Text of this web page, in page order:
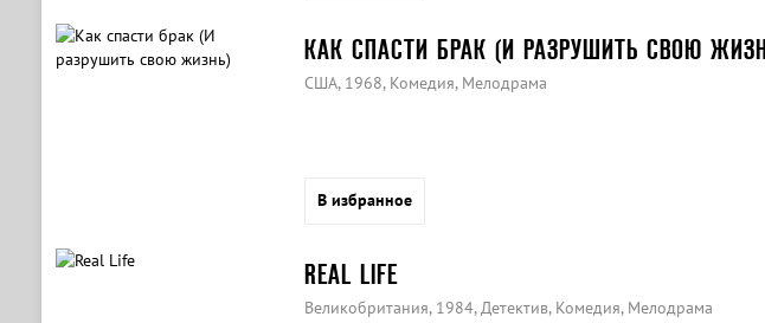
КАК СПАСТИ БРАК (И РАЗРУШИТЬ СВОЮ
США, 1968, Комедия, Мелодрама
В избранное
REAL LIFE
Великобритания, 1984, Детектив, Комедия, Мелодрама